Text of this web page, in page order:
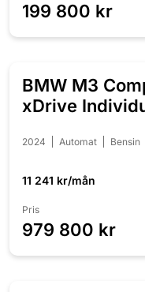
199 800 kr
BMW M3
xDrive
2024 Automat Bensin
11 241 kr/mån
Pris
979 800 kr